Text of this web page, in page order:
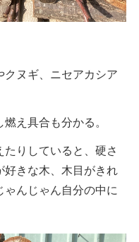
ヌギ、ニセアカシア
え具合も分かる。
りしていると、硬さ
きな木、木目がきれ
んじゃん自分の中に